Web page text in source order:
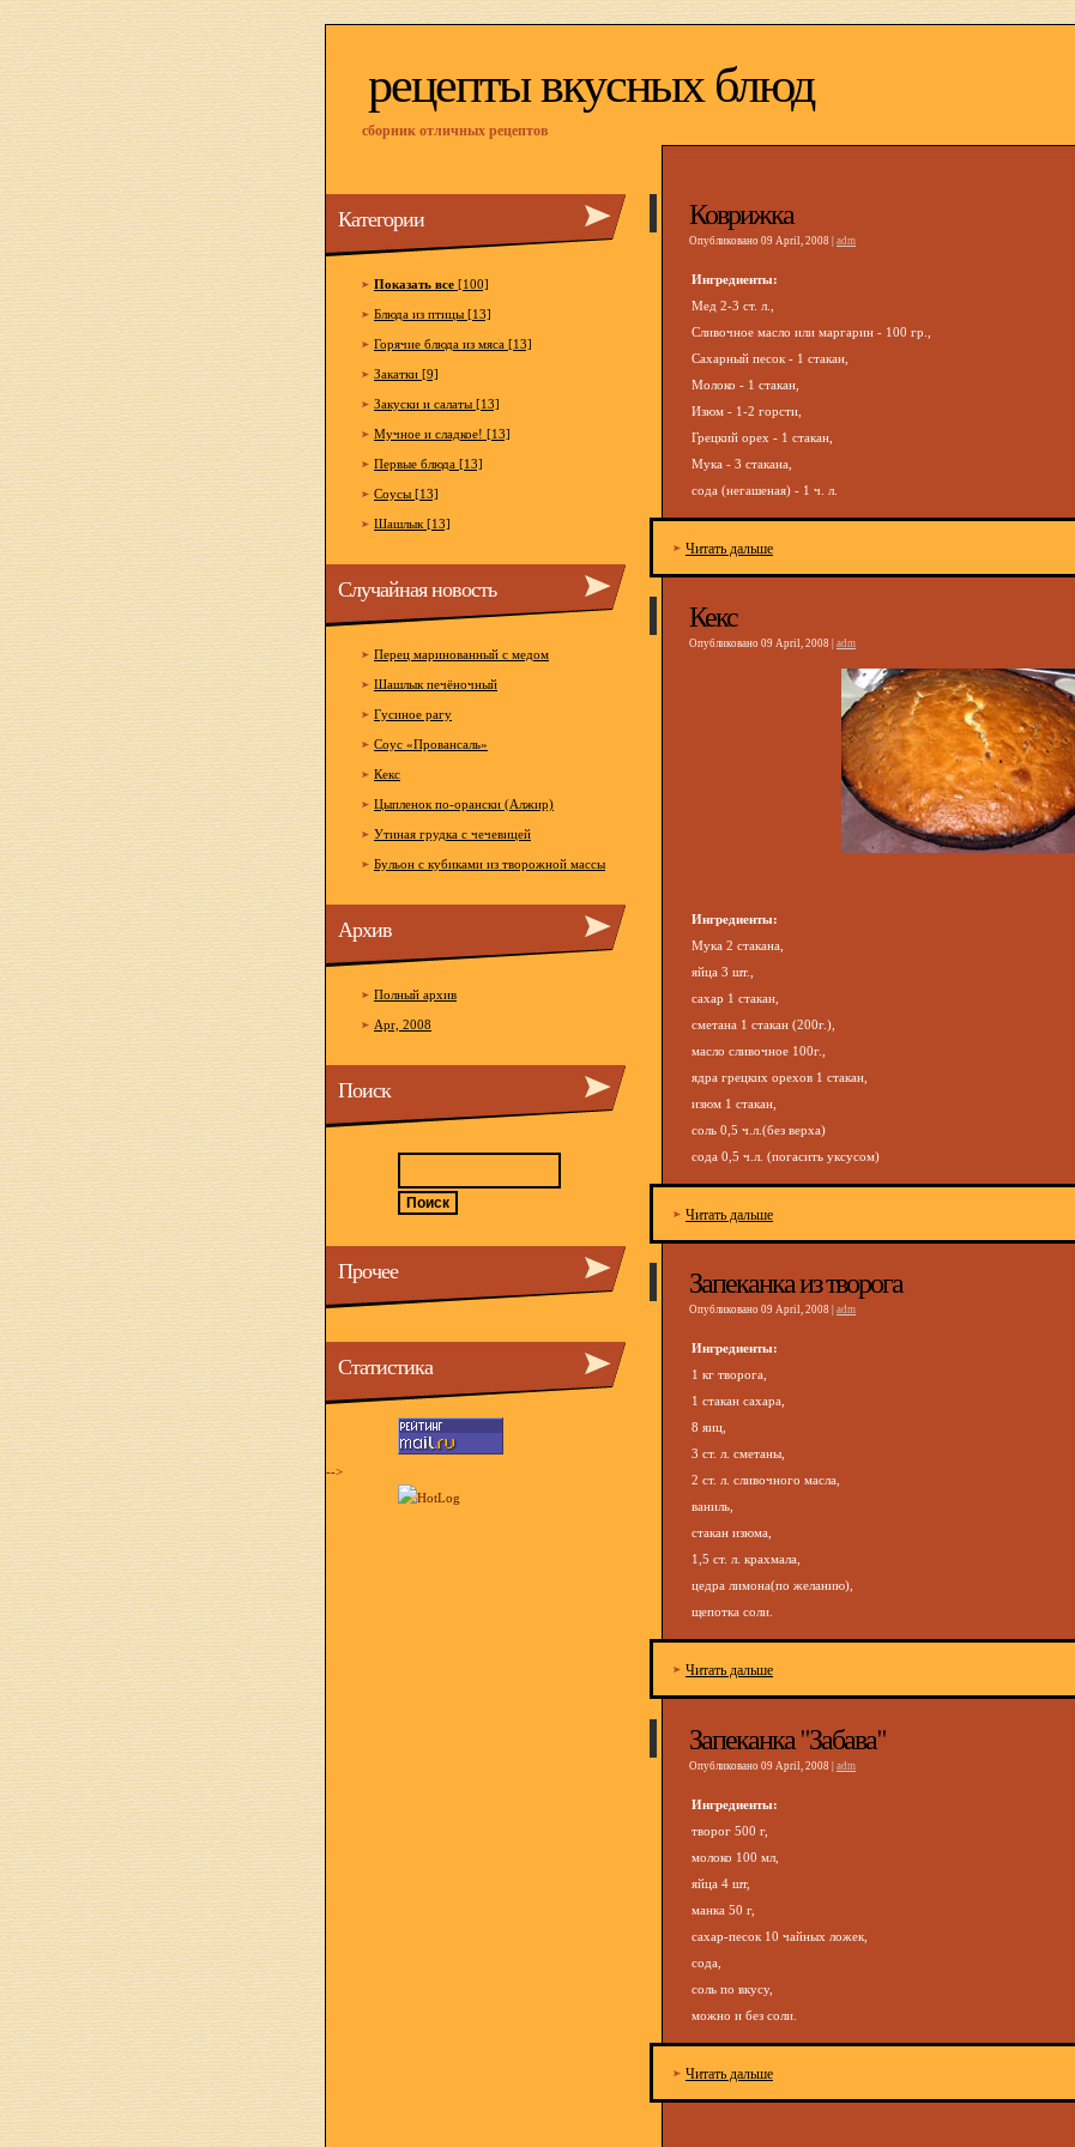
рецепты вкусных блюд
сборник отличных рецептов
Коврижка
Опубликовано 09 April, 2008 | adm
Ингредиенты:
Мед 2-3 ст. л.,
Сливочное масло или маргарин - 100 гр.,
Сахарный песок - 1 стакан,
Молоко - 1 стакан,
Изюм - 1-2 горсти,
Грецкий орех - 1 стакан,
Мука - 3 стакана,
сода (негашеная) - 1 ч. л.
Читать дальше
Кекс
Опубликовано 09 April, 2008 | adm
Ингредиенты:
Мука 2 стакана,
яйца 3 шт.,
сахар 1 стакан,
сметана 1 стакан (200г.),
масло сливочное 100г.,
ядра грецких орехов 1 стакан,
изюм 1 стакан,
соль 0,5 ч.л.(без верха)
сода 0,5 ч.л. (погасить уксусом)
Читать дальше
Запеканка из творога
Опубликовано 09 April, 2008 | adm
Ингредиенты:
1 кг творога,
1 стакан сахара,
8 яиц,
3 ст. л. сметаны,
2 ст. л. сливочного масла,
ваниль,
стакан изюма,
1,5 ст. л. крахмала,
цедра лимона(по желанию),
щепотка соли.
Читать дальше
Запеканка "Забава"
Опубликовано 09 April, 2008 | adm
Ингредиенты:
творог 500 г,
молоко 100 мл,
яйца 4 шт,
манка 50 г,
сахар-песок 10 чайных ложек,
сода,
соль по вкусу,
можно и без соли.
Читать дальше
Категории
Показать все [100]
Блюда из птицы [13]
Горячие блюда из мяса [13]
Закатки [9]
Закуски и салаты [13]
Мучное и сладкое! [13]
Первые блюда [13]
Соусы [13]
Шашлык [13]
Случайная новость
Перец маринованный с медом
Шашлык печёночный
Гусиное рагу
Соус «Провансаль»
Кекс
Цыпленок по-орански (Алжир)
Утиная грудка с чечевицей
Бульон с кубиками из творожной массы
Архив
Полный архив
Apr, 2008
Поиск
Прочее
Статистика
-->